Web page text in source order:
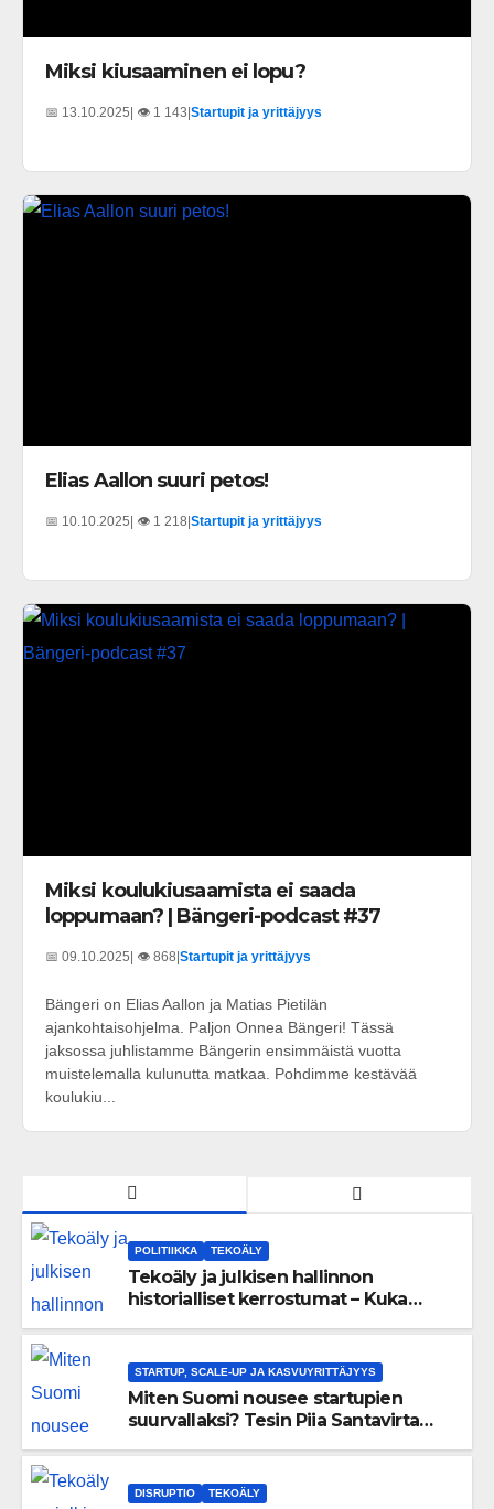
Miksi kiusaaminen ei lopu?
📅 13.10.2025 | 👁️ 1 143 Startupit ja yrittäjyys
Elias Aallon suuri petos!
📅 10.10.2025 | 👁️ 1 218 Startupit ja yrittäjyys
Miksi koulukiusaamista ei saada
loppumaan? | Bängeri-podcast #37
📅 09.10.2025| 👁️ 868|Startupit ja yrittäjyys
Bängeri on Elias Aallon ja Matias Pietilän
ajankohtaisohjelma. Paljon Onnea Bängeri! Tässä
jaksossa juhlistamme Bängerin ensimmäistä vuotta
muistelemalla kulunutta matkaa. Pohdimme kestävää
koulukiu...
POLITIIKKA TEKOÄLY
Tekoäly ja julkisen hallinnon
historialliset kerrostumat – Kuka
STARTUP, SCALE-UP JA KASVUYRITTÄJYYS
Miten Suomi nousee startupien
suurvallaksi? Tesin Piia Santavirta
DISRUPTIO TEKOÄLY